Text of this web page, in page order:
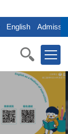
English